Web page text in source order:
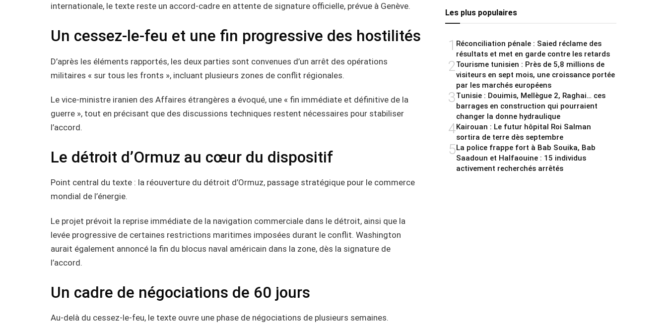
internationale, le texte reste un accord-cadre en attente de signature officielle, prévue à Genève.
Un cessez-le-feu et une fin progressive des hostilités
D’après les éléments rapportés, les deux parties sont convenues d’un arrêt des opérations
militaires « sur tous les fronts », incluant plusieurs zones de conflit régionales.
Le vice-ministre iranien des Affaires étrangères a évoqué, une « fin immédiate et définitive de la
guerre », tout en précisant que des discussions techniques restent nécessaires pour stabiliser
l’accord.
Le détroit d’Ormuz au cœur du dispositif
Point central du texte : la réouverture du détroit d’Ormuz, passage stratégique pour le commerce
mondial de l’énergie.
Le projet prévoit la reprise immédiate de la navigation commerciale dans le détroit, ainsi que la
levée progressive de certaines restrictions maritimes imposées durant le conflit. Washington
aurait également annoncé la fin du blocus naval américain dans la zone, dès la signature de
l’accord.
Un cadre de négociations de 60 jours
Au-delà du cessez-le-feu, le texte ouvre une phase de négociations de plusieurs semaines.
Les plus populaires
1 Réconciliation pénale : Saied réclame des
résultats et met en garde contre les retards
2Tourisme tunisien : Près de 5,8 millions de
visiteurs en sept mois, une croissance portée
par les marchés européens
3Tunisie : Douimis, Mellègue 2, Raghai… ces
barrages en construction qui pourraient
changer la donne hydraulique
4Kairouan : Le futur hôpital Roi Salman
sortira de terre dès septembre
5La police frappe fort à Bab Souika, Bab
Saadoun et Halfaouine : 15 individus
activement recherchés arrêtés